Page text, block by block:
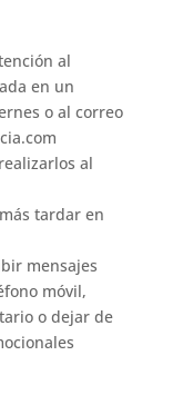
al
en un
o al correo
al
tardar en
mensajes
móvil,
o dejar de